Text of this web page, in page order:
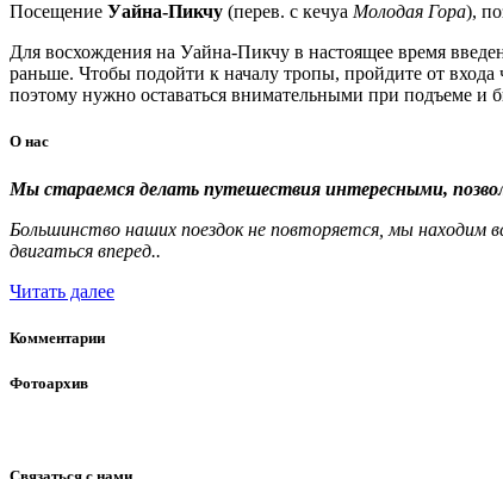
Посещение Уайна-Пикчу (перев. с кечуа Молодая Гора),
Для восхождения на Уайна-Пикчу в настоящее время
раньше. Чтобы подойти к началу тропы, пройдите от входа
поэтому нужно оставаться внимательными при подъеме
О нас
Мы стараемся делать путешествия интересными,
Большинство наших поездок не повторяется, мы находим
двигаться вперед..
Читать далее
Комментарии
Фотоархив